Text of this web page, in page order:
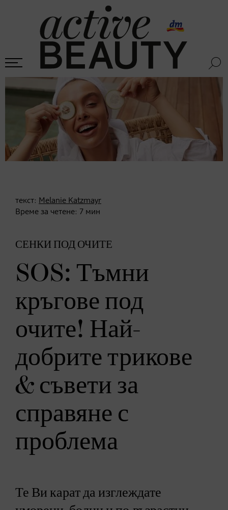
текст: Melanie Katzmayr
Време за четене: 7 мин
СЕНКИ ПОД ОЧИТЕ
SOS: Тъмни
кръгове под
очите! Най-
добрите трикове
& съвети за
справяне с
проблема
Те Ви карат да изглеждате